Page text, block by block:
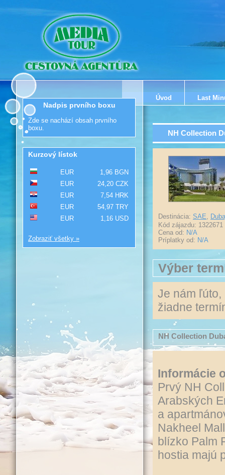
Úvod Last
NH Collection
Destinácia: SAE,
Kód zájazdu: 1322671
Cena od: N/A
Príplatky od: N/A
Výber
Je nám ľúto,
žiadne
NH Collection
Informácie
Prvý NH
Arabských
a
Nakheel
blízko Palm
hostia majú
Nadpis prvního boxu
Zde se nachází obsah prvního
boxu.
Kurzový lístok
EUR
1,96 BGN
EUR
24,20 CZK
EUR
7,54 HRK
EUR
54,97 TRY
EUR
1,16 USD
Zobraziť všetky »